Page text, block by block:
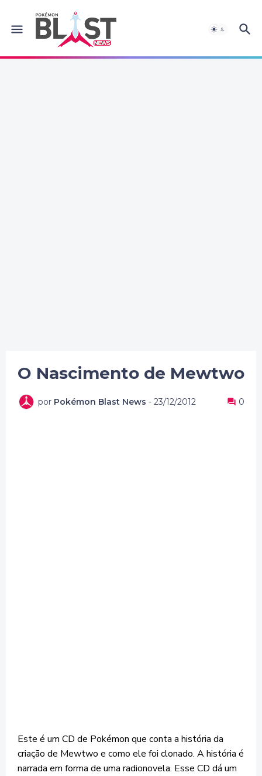
O Nascimento de Mewtwo
por Pokémon Blast News - 23/12/2012 0
Este é um CD de Pokémon que conta a história da
criação de Mewtwo e como ele foi clonado. A história é
narrada em forma de uma radionovela. Esse CD dá um